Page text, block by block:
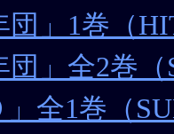
団」1巻（
団」全2巻
」全1巻（